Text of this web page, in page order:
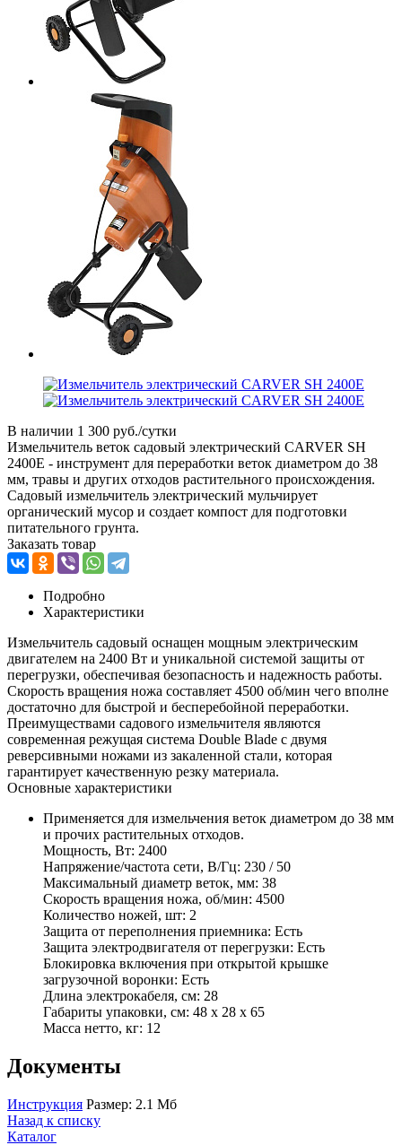
В наличии 1 300 руб./сутки
Измельчитель веток садовый электрический CARVER SH
2400E - инструмент для переработки веток диаметром до 38
мм, травы и других отходов растительного происхождения.
Садовый измельчитель электрический мульчирует
органический мусор и создает компост для подготовки
питательного грунта.
Заказать товар
Подробно
Характеристики
Измельчитель садовый оснащен мощным электрическим
двигателем на 2400 Вт и уникальной системой защиты от
перегрузки, обеспечивая безопасность и надежность работы.
Скорость вращения ножа составляет 4500 об/мин чего вполне
достаточно для быстрой и бесперебойной переработки.
Преимуществами садового измельчителя являются
современная режущая система Double Blade с двумя
реверсивными ножами из закаленной стали, которая
гарантирует качественную резку материала.
Основные характеристики
Применяется для измельчения веток диаметром до 38 мм
и прочих растительных отходов.
Мощность, Вт: 2400
Напряжение/частота сети, В/Гц: 230 / 50
Максимальный диаметр веток, мм: 38
Скорость вращения ножа, об/мин: 4500
Количество ножей, шт: 2
Защита от переполнения приемника: Есть
Защита электродвигателя от перегрузки: Есть
Блокировка включения при открытой крышке
загрузочной воронки: Есть
Длина электрокабеля, см: 28
Габариты упаковки, см: 48 х 28 х 65
Масса нетто, кг: 12
Документы
Инструкция Размер: 2.1 Мб
Назад к списку
Каталог